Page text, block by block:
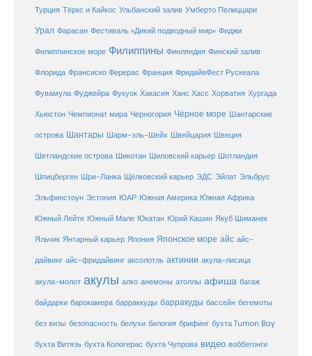
Турция Тёркс и Кайкос Ульбанский залив Умберто Пелиццари
Урал Фарасан Фестиваль «Дикий подводный мир» Фиджи
Филиппинское море Филиппины Финляндия Финский залив
Флорида Франсиско Ферерас Франция ФридайвФест Рускеала
Фувамула Фуджейра Фукуок Хакасия Ханс Хасс Хорватия Хургада
Хьюстон Чемпионат мира Черногория Чёрное море Шантарские
острова Шантары Шарм-эль-Шейх Швейцария Швеция
Шетландские острова Шикотан Шиловский карьер Шотландия
Шпицберген Шри-Ланка Щёлковский карьер ЭДС Эйлат Эльбрус
Эльфинстоун Эстония ЮАР Южная Америка Южная Африка
Южный Лейте Южный Мале Юкатан Юрий Кашин Якуб Шиманек
Яльчик Янтарный карьер Япония Японское море айс айс-
дайвинг айс-фридайвинг аксолотль актинии акула-лисица
акула-молот акулы алко анемоны атоллы афиша багаж
байдарки барокамера барраккуды барракуды бассейн бегемоты
без визы безопасность белухи билогия брифинг бухта Tumon Bay
бухта Витязь бухта Кологерас бухта Чупрова видео воббегонги